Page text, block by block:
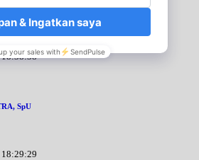
SpU
18:38:38
SpU